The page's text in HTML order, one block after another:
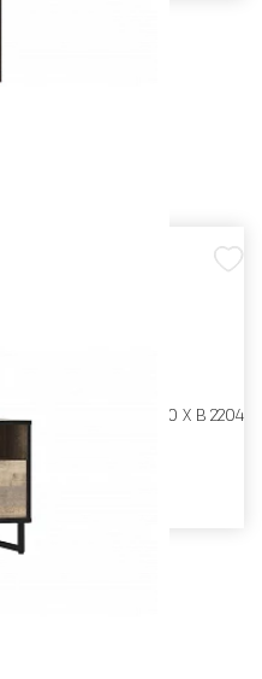
Ш 482 X Г 590 X В 2204